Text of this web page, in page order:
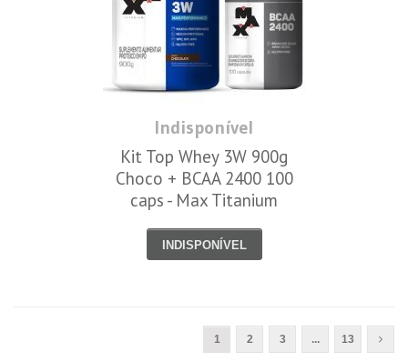
Indisponível
Kit Top Whey 3W 900g
Choco + BCAA 2400 100
caps - Max Titanium
INDISPONÍVEL
1 2 3 ... 13